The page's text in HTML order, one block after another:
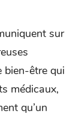
sur
bien-être qui
médicaux,
qu’un